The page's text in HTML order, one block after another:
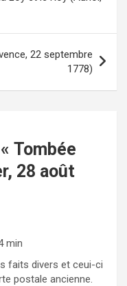
22 septembre
1778)
Tombée
28 août
min
faits divers et ceui-ci
postale ancienne.